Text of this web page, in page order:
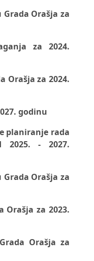
Orašja za
za 2024.
Orašja za 2024.
godinu
planiranje rada
2025. - 2027.
Orašja za
Orašja za 2023.
Orašja za